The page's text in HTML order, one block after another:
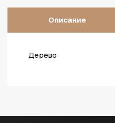
Описание
Дерево